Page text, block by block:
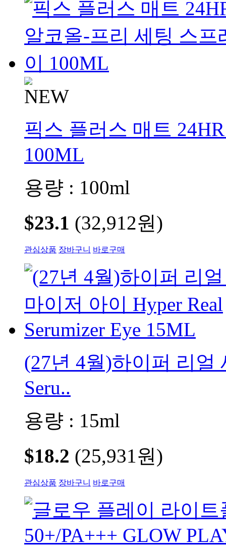
픽스 플러스 매트
100ML
용량 : 100ml
$23.1 (32,912원)
관심상품 장바구니 바로구매
(27년 4월)하이퍼 리얼
Seru..
용량 : 15ml
$18.2 (25,931원)
관심상품 장바구니 바로구매